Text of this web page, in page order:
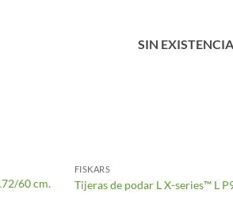
60 cm.
SIN
FISKARS
Tijeras de podar L X-series™ L